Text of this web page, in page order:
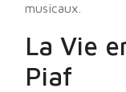
musicaux.
La Vie
Piaf